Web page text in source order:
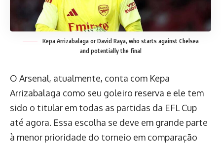
Kepa Arrizabalaga or David Raya, who starts against Chelsea
and potentially the final
O Arsenal, atualmente, conta com Kepa
Arrizabalaga como seu goleiro reserva e ele tem
sido o titular em todas as partidas da EFL Cup
até agora. Essa escolha se deve em grande parte
à menor prioridade do torneio em comparação